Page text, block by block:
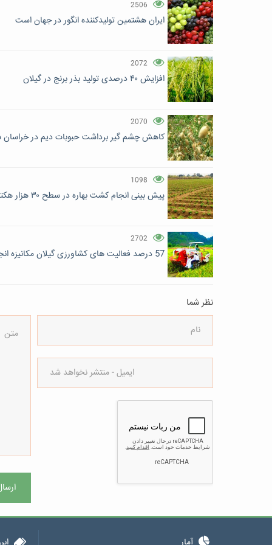
2506
ایران هشتمین تولیدکننده انگور در جهان است
2072
افزایش ۴۰ درصدی تولید بذر برنج در گیلان
2070
کاهش چشم گیر برداشت حبوبات دیم در خراسان
1098
پیش بینی انجام کشت بهاره در سطح ۳۰ هزار هکتار از اراضی کشاورزی خراسان شمالی
2702
57 درصد فعالیت های کشاورزی گیلان مکانیزه انجام می‌شود
نظر شما